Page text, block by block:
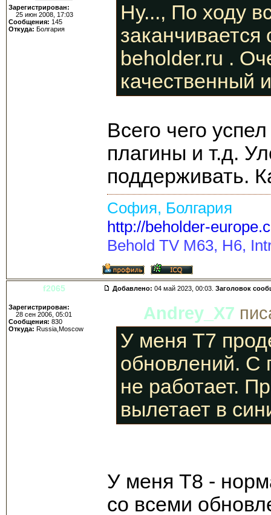
Зарегистрирован:
25 июн 2008, 17:03
Сообщения: 145
Откуда: Болгария
Ну..., По ходу
beholder.ru .
качественный
Всего чего
плагины и т.д.
поддерживать.
София, Болгария
http://beholder-
Behold TV M63, H6,
f2065 Добавлено: 04 май 2023, 00:03. Заголовок
Зарегистрирован:
28 сен 2006, 05:01
Сообщения: 830
Откуда: Russia,Moscow
Andrey_X7
У меня Т7
обновлений. С
не работает.
вылетает в
У меня T8 -
со всеми